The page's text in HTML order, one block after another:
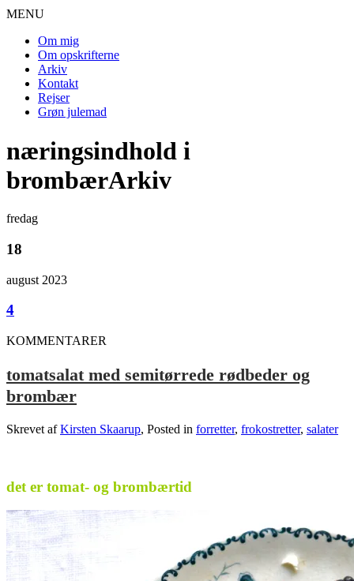
MENU
Om mig
Om opskrifterne
Arkiv
Kontakt
Rejser
Grøn julemad
næringsindhold i
brombærArkiv
fredag
18
august 2023
4
KOMMENTARER
tomatsalat med semitørrede rødbeder og
brombær
Skrevet afKirsten Skaarup, Posted in forretter, frokostretter, salater
det er tomat- og brombærtid